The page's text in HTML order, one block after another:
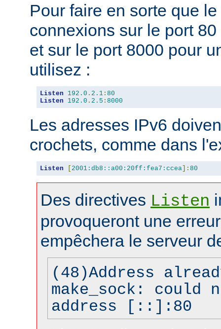
Pour faire en sorte que
connexions sur le port
et sur le port 8000 pour
utilisez :
Listen 192.0 . 2.1 : 80
Listen
192.0 . 2.5 : 8000
Les adresses IPv6
crochets, comme dans
Listen [ 2001:db8::a00:20ff:fea7:ccea]: 80
Des directives Listen
provoqueront une
empêchera le serveur
(48)Address
make_sock: could
address [::]:80